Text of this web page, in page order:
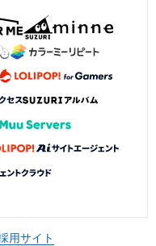
用サイト